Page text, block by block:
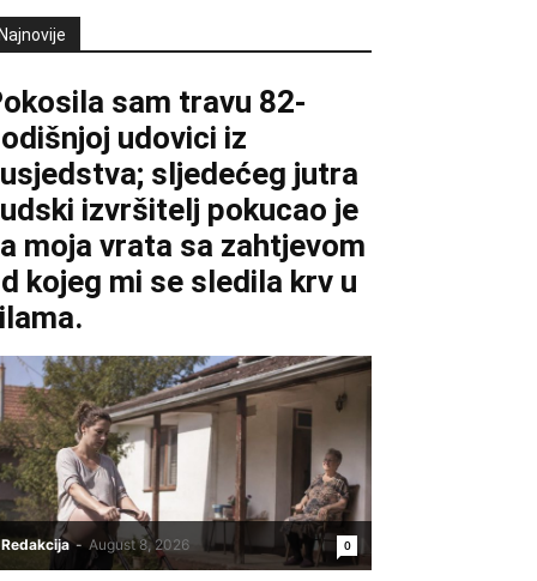
sam travu 82-
udovici iz
sljedećeg jutra
izvršitelj pokucao je
moja vrata sa zahtjevom
kojeg mi se sledila krv u
Redakcija - August 8, 2026 0